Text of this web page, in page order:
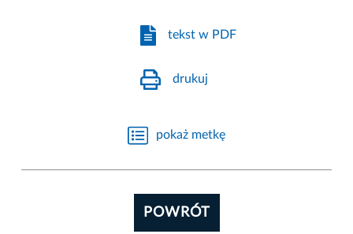
tekst w PDF
drukuj
pokaż metkę
POWRÓT